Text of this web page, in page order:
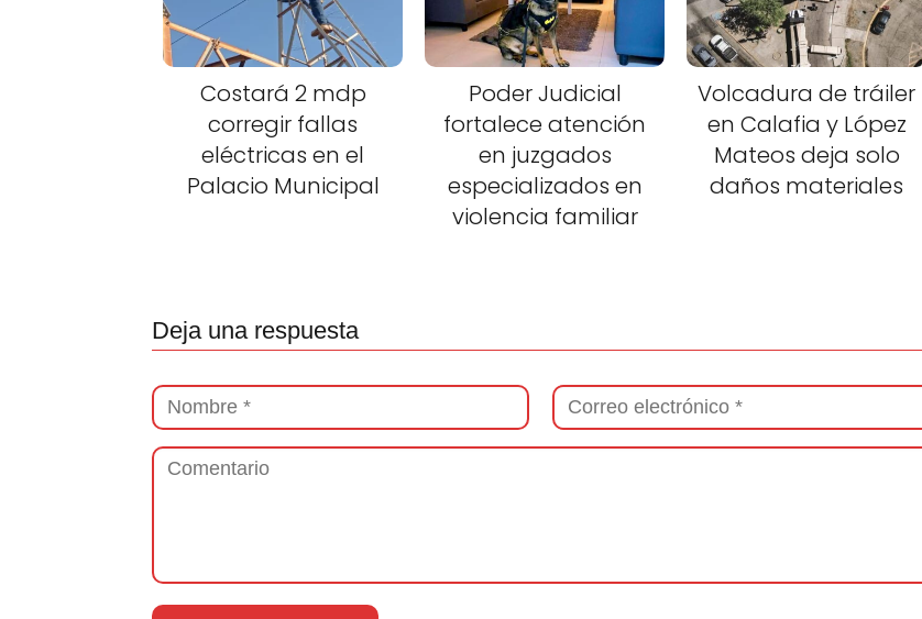
Costará 2 mdp
corregir fallas
eléctricas en el
Palacio Municipal
Poder Judicial
fortalece atención
en juzgados
especializados en
violencia familiar
Volcadura de tráiler
en Calafia y López
Mateos deja solo
daños materiales
Deja una respuesta